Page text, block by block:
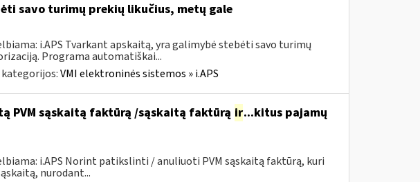
savo turimų prekių likučius, metų gale
i.APS Tvarkant apskaitą, yra galimybė stebėti savo turimų
Programa automatiškai...
VMI elektroninės sistemos » i.APS
PVM sąskaitą faktūrą /sąskaitą faktūrą ir...kitus pajamų
i.APS Norint patikslinti / anuliuoti PVM sąskaitą faktūrą, kuri
nurodant...